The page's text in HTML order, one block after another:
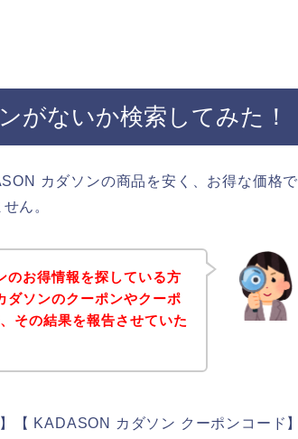
がないか検索してみた！
カダソンの商品を安く、お得な価格で
ん。
お得情報を探している方
ソンのクーポンやクーポ
その結果を報告させていた
【 KADASON カダソン クーポンコード】